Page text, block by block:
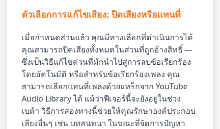
ตัวเลือกการแก้ไขเสียง: ปิดเสียงหรือแทนที่
เมื่อกำหนดส่วนแล้ว คุณมีทางเลือกที่ดำเนินการได้
คุณสามารถปิดเสียงทั้งหมดในส่วนที่ถูกอ้างสิทธิ์ —
ซึ่งเป็นวิธีแก้ไขด่วนที่มักนำไปสู่การลบข้อเรียกร้อง
โดยอัตโนมัติ หรือสำหรับข้อเรียกร้องเพลง คุณ
สามารถเลือกแทนที่เพลงด้วยแทร็กจาก YouTube
Audio Library ได้ แม้ว่าฟีเจอร์นี้จะยังอยู่ในช่วง
เบต้า วิธีการสองทางนี้ช่วยให้คุณรักษาองค์ประกอบ
เสียงอื่นๆ เช่น บทสนทนา ในขณะที่จัดการปัญหา